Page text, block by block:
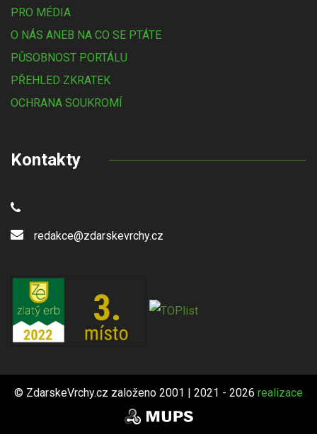
PRO MÉDIA
O NÁS ANEB NA CO SE PTÁTE
PŮSOBNOST PORTÁLU
PŘEHLED ZKRATEK
OCHRANA SOUKROMÍ
Kontakty
redakce@zdarskevrchy.cz
© ZdarskeVrchy.cz založeno 2001 | 2021 - 2026 realizace